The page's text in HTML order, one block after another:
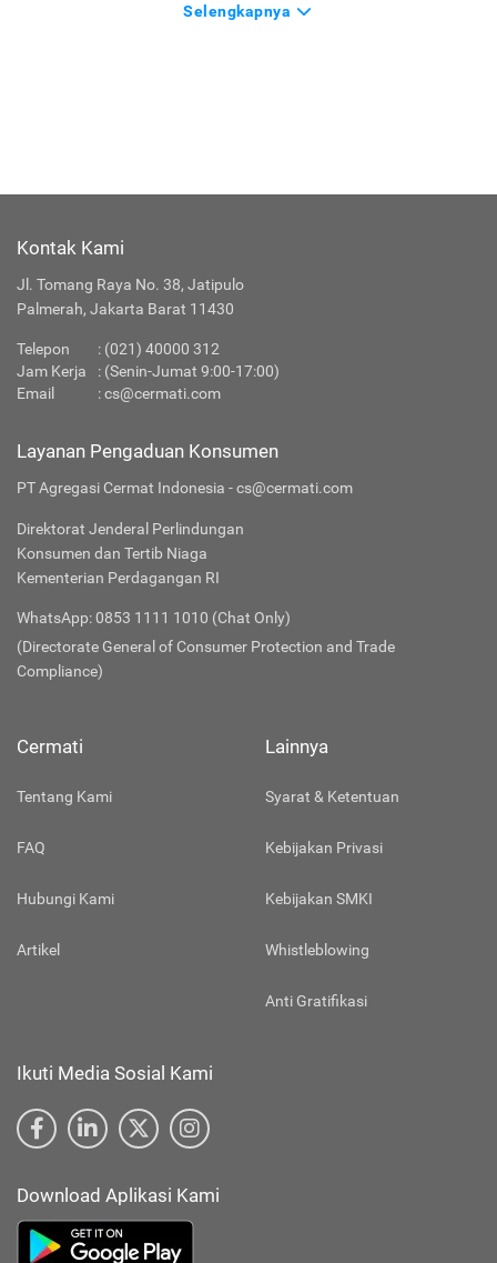
Selengkapnya
Kontak Kami
Jl. Tomang Raya No. 38, Jatipulo
Palmerah, Jakarta Barat 11430
Telepon : (021) 40000 312
Jam Kerja
: (Senin-Jumat 9:00-17:00)
Email
:cs@cermati.com
Layanan Pengaduan Konsumen
PT Agregasi Cermat Indonesia - cs@cermati.com
Direktorat Jenderal Perlindungan
Konsumen dan Tertib Niaga
Kementerian Perdagangan RI
WhatsApp: 0853 1111 1010 (Chat Only)
(Directorate General of Consumer Protection and Trade
Compliance)
Cermati
Tentang Kami
FAQ
Hubungi Kami
Artikel
Lainnya
Syarat & Ketentuan
Kebijakan Privasi
Kebijakan SMKI
Whistleblowing
Anti Gratifikasi
Ikuti Media Sosial Kami
Download Aplikasi Kami